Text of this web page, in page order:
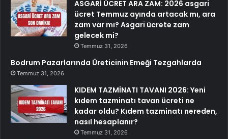
ASGARİ ÜCRET ARA ZAM: 2026 asgari
ücret Temmuz ayında artacak mı, ara
zam var mı? Asgari ücrete zam
gelecek mi?
Temmuz 31, 2026
Bodrum Pazarlarında Üreticinin Emeği Tezgahlarda
Temmuz 31, 2026
KIDEM TAZMİNATI TAVANI 2026: Yeni
kıdem tazminatı tavan ücreti ne
kadar oldu? Kıdem tazminatı nereden,
nasıl hesaplanır?
Temmuz 31, 2026